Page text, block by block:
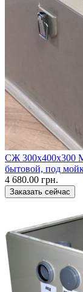
CЖ 300х400х300
бытовой, под
4 680.00 грн.
Заказать сейчас